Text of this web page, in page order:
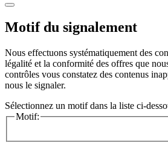
Motif du signalement
Nous effectuons systématiquement des
légalité et la conformité des offres que
contrôles vous constatez des contenus
nous le signaler.
Sélectionnez un motif dans la liste ci-
Motif: